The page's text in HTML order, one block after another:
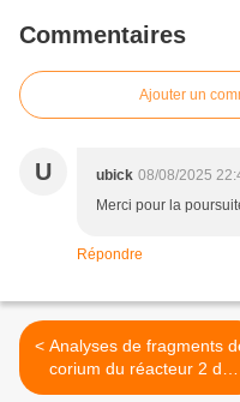
Commentaires
Ajouter un
U ubick 08/08/2025
Merci pour la
Répondre
< Analyses de fragments de
corium du réacteur 2 de
Fukushima Daiichi